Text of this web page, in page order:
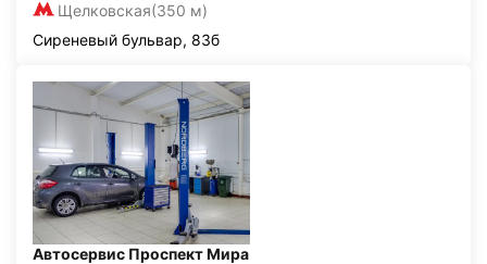
Щелковская(350 м)
Сиреневый бульвар, 83б
Автосервис Проспект Мира